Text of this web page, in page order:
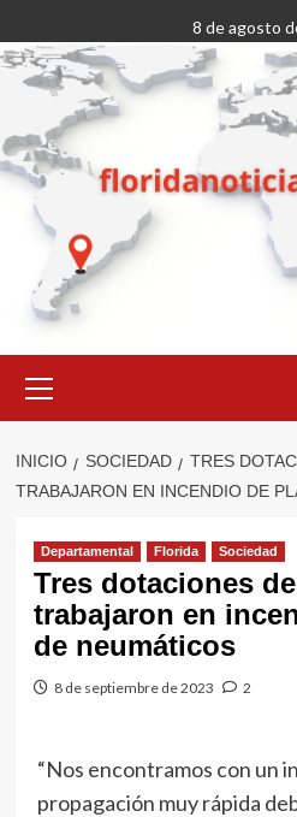
al
contenido
8 de agosto
primario
INICIO SOCIEDAD
TRES
TRABAJARON EN INCENDIO DE
Departamental Florida Sociedad
Tres dotaciones
trabajaron en
de neumáticos
8 de septiembre de 2023 2
“Nos encontramos con un
propagación muy rápida